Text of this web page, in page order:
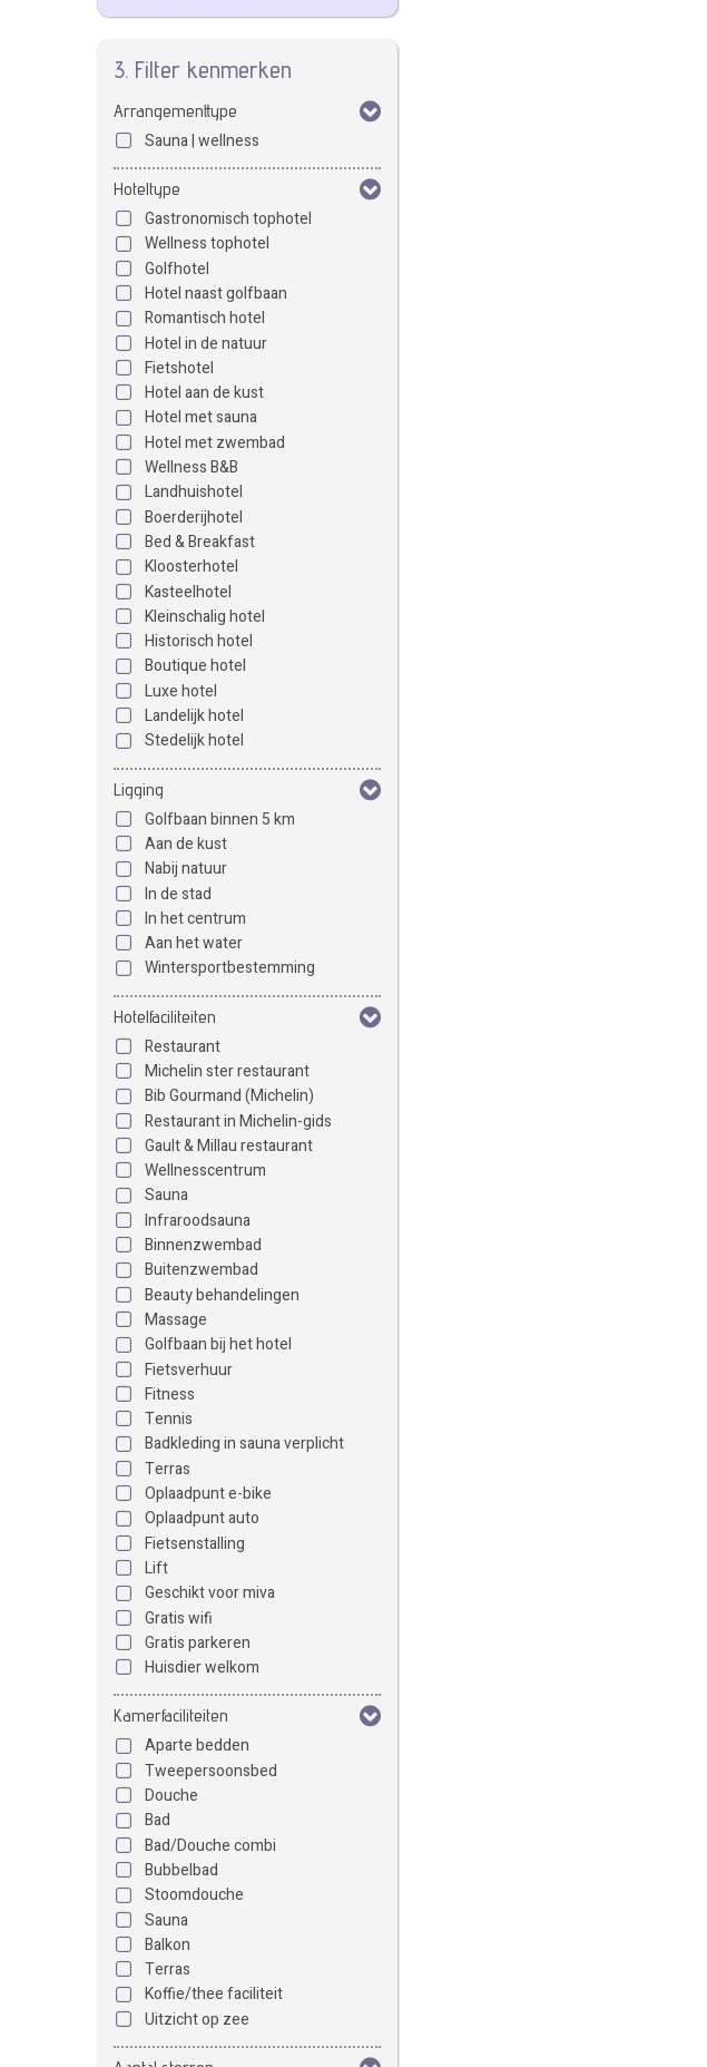
3. Filter kenmerken
Arrangementtype
Sauna | wellness
Hoteltype
Gastronomisch tophotel
Wellness tophotel
Golfhotel
Hotel naast golfbaan
Romantisch hotel
Hotel in de natuur
Fietshotel
Hotel aan de kust
Hotel met sauna
Hotel met zwembad
Wellness B&B
Landhuishotel
Boerderijhotel
Bed & Breakfast
Kloosterhotel
Kasteelhotel
Kleinschalig hotel
Historisch hotel
Boutique hotel
Luxe hotel
Landelijk hotel
Stedelijk hotel
Ligging
Golfbaan binnen 5 km
Aan de kust
Nabij natuur
In de stad
In het centrum
Aan het water
Wintersportbestemming
Hotelfaciliteiten
Restaurant
Michelin ster restaurant
Bib Gourmand (Michelin)
Restaurant in Michelin-gids
Gault & Millau restaurant
Wellnesscentrum
Sauna
Infraroodsauna
Binnenzwembad
Buitenzwembad
Beauty behandelingen
Massage
Golfbaan bij het hotel
Fietsverhuur
Fitness
Tennis
Badkleding in sauna verplicht
Terras
Oplaadpunt e-bike
Oplaadpunt auto
Fietsenstalling
Lift
Geschikt voor miva
Gratis wifi
Gratis parkeren
Huisdier welkom
Kamerfaciliteiten
Aparte bedden
Tweepersoonsbed
Douche
Bad
Bad/Douche combi
Bubbelbad
Stoomdouche
Sauna
Balkon
Terras
Koffie/thee faciliteit
Uitzicht op zee